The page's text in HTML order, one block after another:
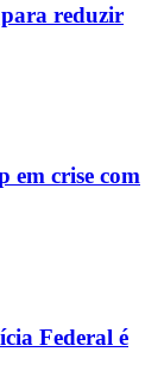
reduzir
em crise com
Federal é